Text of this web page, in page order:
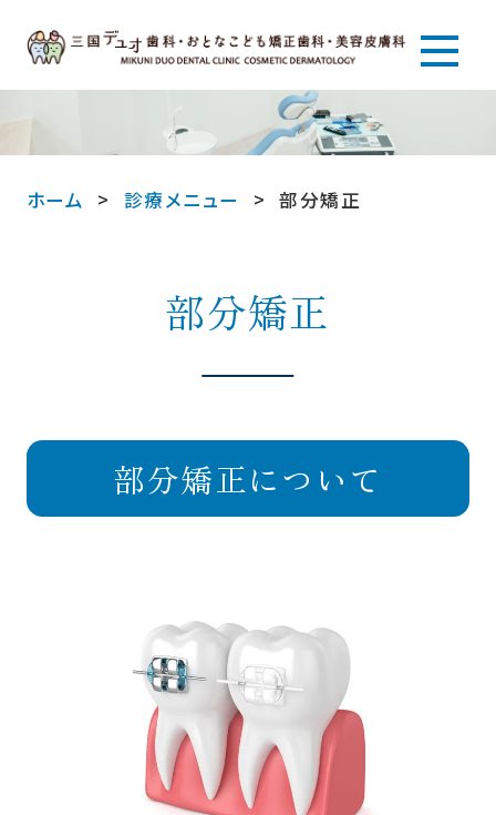
ホーム 診療メニュー 部分矯正
部分矯正
部分矯正について